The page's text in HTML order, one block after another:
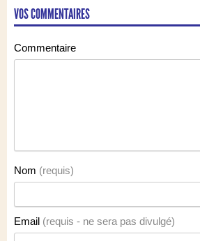
VOS COMMENTAIRES
Commentaire
Nom (requis)
Email (requis - ne sera pas divulgé)